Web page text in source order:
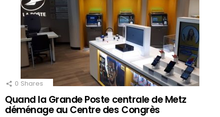
0 Shares
Quand la Grande Poste centrale de Metz
déménage au Centre des Congrès